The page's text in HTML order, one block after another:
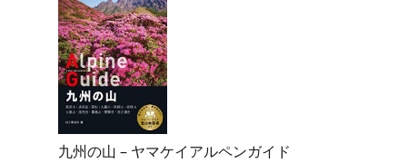
九州の山 – ヤマケイアルペンガイド